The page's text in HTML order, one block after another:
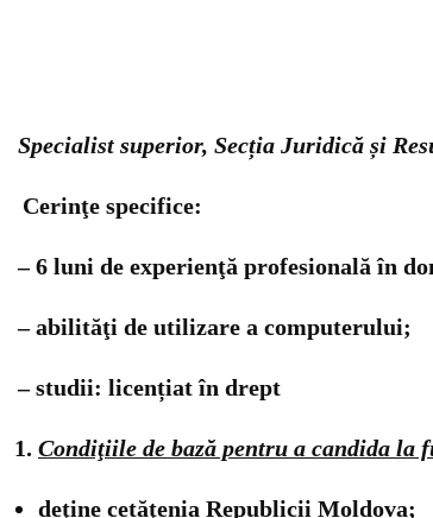
Specialist superior, Secția Juridică și
Cerinţe specifice:
– 6 luni de experienţă profesională în
– abilităţi de utilizare a computerului;
– studii: licențiat în drept
Condiţiile de bază pentru a candida la
deţine cetăţenia Republicii Moldova;